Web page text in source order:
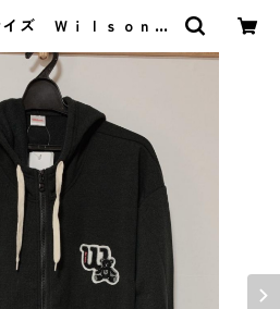
イズ Ｗｉｌｓｏｎ
4385 | DOLUCK P
RODUCE